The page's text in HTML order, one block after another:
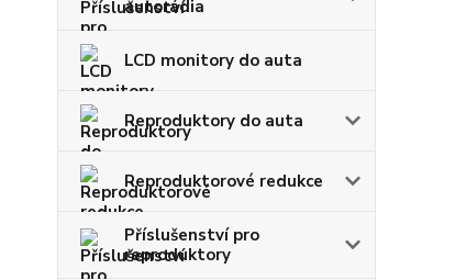
autorádia
LCD monitory do auta
Reproduktory do auta
Reproduktorové redukce
Příslušenství pro
reproduktory